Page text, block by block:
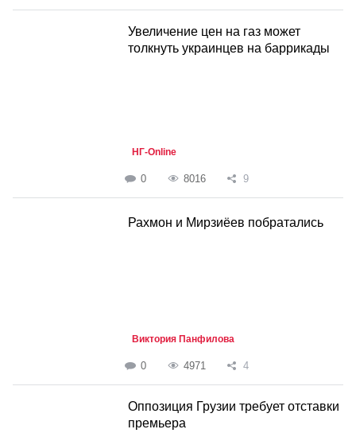
Увеличение цен на газ может
толкнуть украинцев на баррикады
НГ-Online
0 8016 9
Рахмон и Мирзиёев побратались
Виктория Панфилова
0 4971 4
Оппозиция Грузии требует отставки
премьера